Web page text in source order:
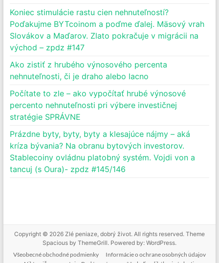
Koniec stimulácie rastu cien nehnuteľností?
Poďakujme BYTcoinom a poďme ďalej. Mäsový vrah
Slovákov a Maďarov. Zlato pokračuje v migrácii na
východ – zpdz #147
Ako zistiť z hrubého výnosového percenta
nehnuteľnosti, či je draho alebo lacno
Počítate to zle – ako vypočítať hrubé výnosové
percento nehnuteľnosti pri výbere investičnej
stratégie SPRÁVNE
Prázdne byty, byty, byty a klesajúce nájmy – aká
kríza bývania? Na obranu bytových investorov.
Stablecoiny ovládnu platobný systém. Vojdi von a
tancuj (s Oura)- zpdz #145/146
Copyright © 2026 Zlé peniaze, dobrý život. All rights reserved. Theme
Spaciousby ThemeGrill. Powered by: WordPress.
Všeobecné obchodné podmienky
Informácie o ochrane osobných údajov